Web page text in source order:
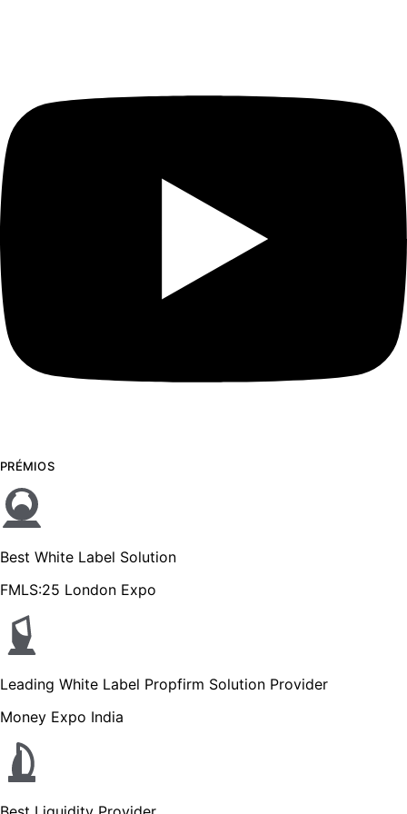
PRÉMIOS
Best White Label Solution
FMLS:25 London Expo
Leading White Label Propfirm Solution Provider
Money Expo India